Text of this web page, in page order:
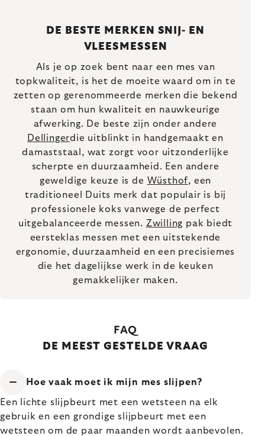
DE BESTE MERKEN SNIJ- EN
VLEESMESSEN
Als je op zoek bent naar een mes van
topkwaliteit, is het de moeite waard om in te
zetten op gerenommeerde merken die bekend
staan om hun kwaliteit en nauwkeurige
afwerking. De beste zijn onder andere
Dellingerdie uitblinkt in handgemaakt en
damaststaal, wat zorgt voor uitzonderlijke
scherpte en duurzaamheid. Een andere
geweldige keuze is de Wüsthof, een
traditioneel Duits merk dat populair is bij
professionele koks vanwege de perfect
uitgebalanceerde messen. Zwilling pak biedt
eersteklas messen met een uitstekende
ergonomie, duurzaamheid en een precisiemes
die het dagelijkse werk in de keuken
gemakkelijker maken.
FAQ
DE MEEST GESTELDE VRAAG
Hoe vaak moet ik mijn mes slijpen?
Een lichte slijpbeurt met een wetsteen na elk
gebruik en een grondige slijpbeurt met een
wetsteen om de paar maanden wordt aanbevolen.